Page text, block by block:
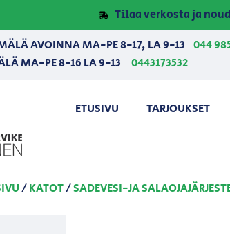
Tilaa verkosta ja
AVOINNA MA-PE 8-17, LA 9-13 044
MA-PE 8-16 LA 9-13
0443173532
ETUSIVU TARJOUKSET
/KATOT/SADEVESI-JA